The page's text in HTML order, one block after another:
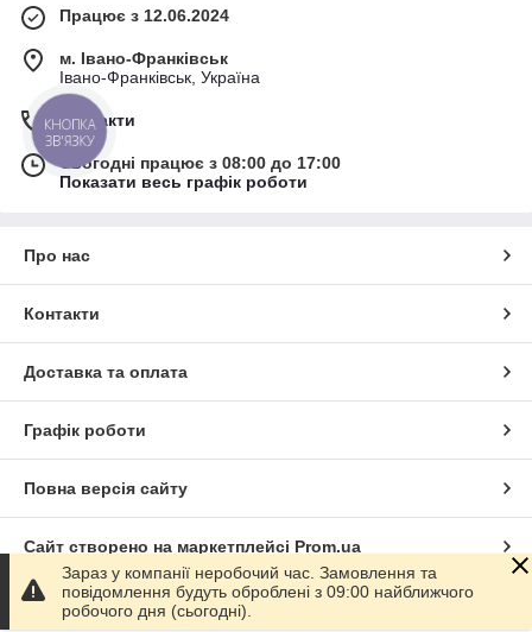
Працює з 12.06.2024
м. Івано-Франківськ
Івано-Франківськ, Україна
Контакти
Сьогодні працює з 08:00 до 17:00
Показати весь графік роботи
Про нас
Контакти
Доставка та оплата
Графік роботи
Повна версія сайту
Сайт створено на маркетплейсі Prom.ua
Політика конфіденційності
Зараз у компанії неробочий час. Замовлення та
повідомлення будуть оброблені з 09:00 найближчого
робочого дня (сьогодні).
КНОПКА
ЗВ'ЯЗКУ